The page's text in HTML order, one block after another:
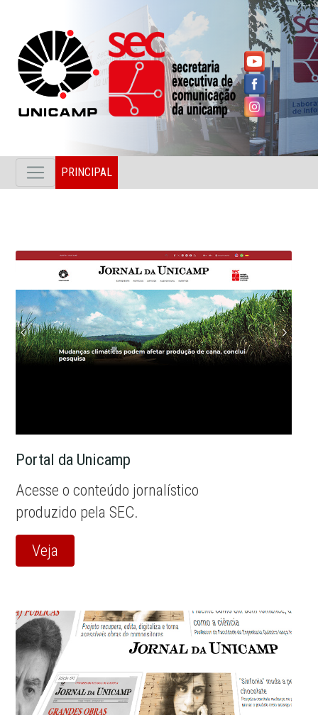
PRINCIPAL
Portal da Unicamp
Acesse o conteúdo jornalístico
produzido pela SEC.
Veja